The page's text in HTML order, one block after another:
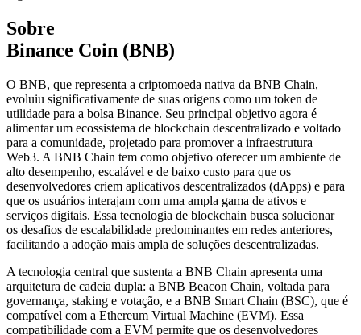
Sobre
Binance Coin (BNB)
O BNB, que representa a criptomoeda nativa da BNB Chain,
evoluiu significativamente de suas origens como um token de
utilidade para a bolsa Binance. Seu principal objetivo agora é
alimentar um ecossistema de blockchain descentralizado e voltado
para a comunidade, projetado para promover a infraestrutura
Web3. A BNB Chain tem como objetivo oferecer um ambiente de
alto desempenho, escalável e de baixo custo para que os
desenvolvedores criem aplicativos descentralizados (dApps) e para
que os usuários interajam com uma ampla gama de ativos e
serviços digitais. Essa tecnologia de blockchain busca solucionar
os desafios de escalabilidade predominantes em redes anteriores,
facilitando a adoção mais ampla de soluções descentralizadas.
A tecnologia central que sustenta a BNB Chain apresenta uma
arquitetura de cadeia dupla: a BNB Beacon Chain, voltada para
governança, staking e votação, e a BNB Smart Chain (BSC), que é
compatível com a Ethereum Virtual Machine (EVM). Essa
compatibilidade com a EVM permite que os desenvolvedores